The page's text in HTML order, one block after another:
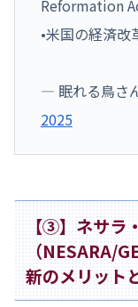
Reformation
•米国の経済
— 眠れる鳥さ
2025
【③】ネサラ
（NESARA/
新のメリット